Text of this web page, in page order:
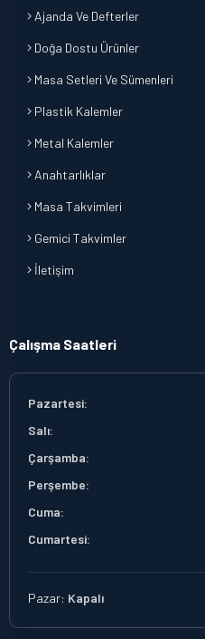
Ajanda Ve Defterler
Doğa Dostu Ürünler
Masa Setleri Ve Sümenleri
Plastik Kalemler
Metal Kalemler
Anahtarlıklar
Masa Takvimleri
Gemici Takvimler
İletişim
Çalışma Saatleri
Pazartesi:
Salı:
Çarşamba:
Perşembe:
Cuma:
Cumartesi:
Pazar: Kapalı